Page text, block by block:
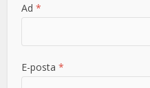
Ad*
E-posta*